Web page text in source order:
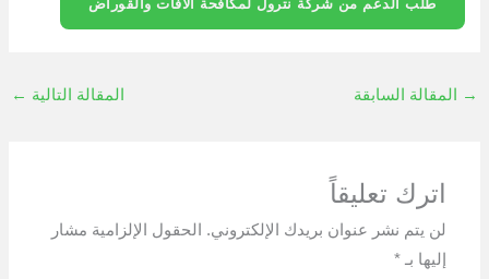
طلب الدعم من شركة نترول لمكافحة الافات والقوراض
→ المقالة السابقة المقالة التالية ←
اترك تعليقاً
لن يتم نشر عنوان بريدك الإلكتروني.
الحقول الإلزامية مشار
إليها بـ*